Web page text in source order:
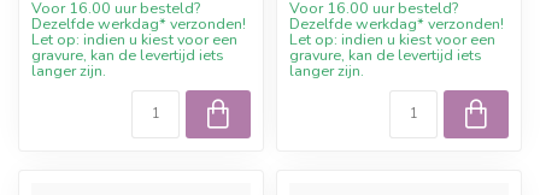
Voor 16.00 uur besteld?
Dezelfde werkdag* verzonden!
Let op: indien u kiest voor een
gravure, kan de levertijd iets
langer zijn.
Voor 16.00 uur besteld?
Dezelfde werkdag* verzonden!
Let op: indien u kiest voor een
gravure, kan de levertijd iets
langer zijn.